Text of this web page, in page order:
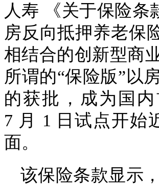
人寿 《关于保险条
房反向抵押养老保
相结合的创新型商
所谓的“保险版”以
的获批，成为国
7 月 1 日试点开始
面。
该保险条款显示